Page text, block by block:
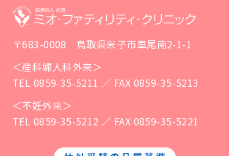
〒683-0008 鳥取県米子市車尾南2-1-1
＜産科婦人科外来＞
TEL 0859-35-5211 ／ FAX 0859-35-5213
＜不妊外来＞
TEL 0859-35-5212 ／ FAX 0859-35-5221